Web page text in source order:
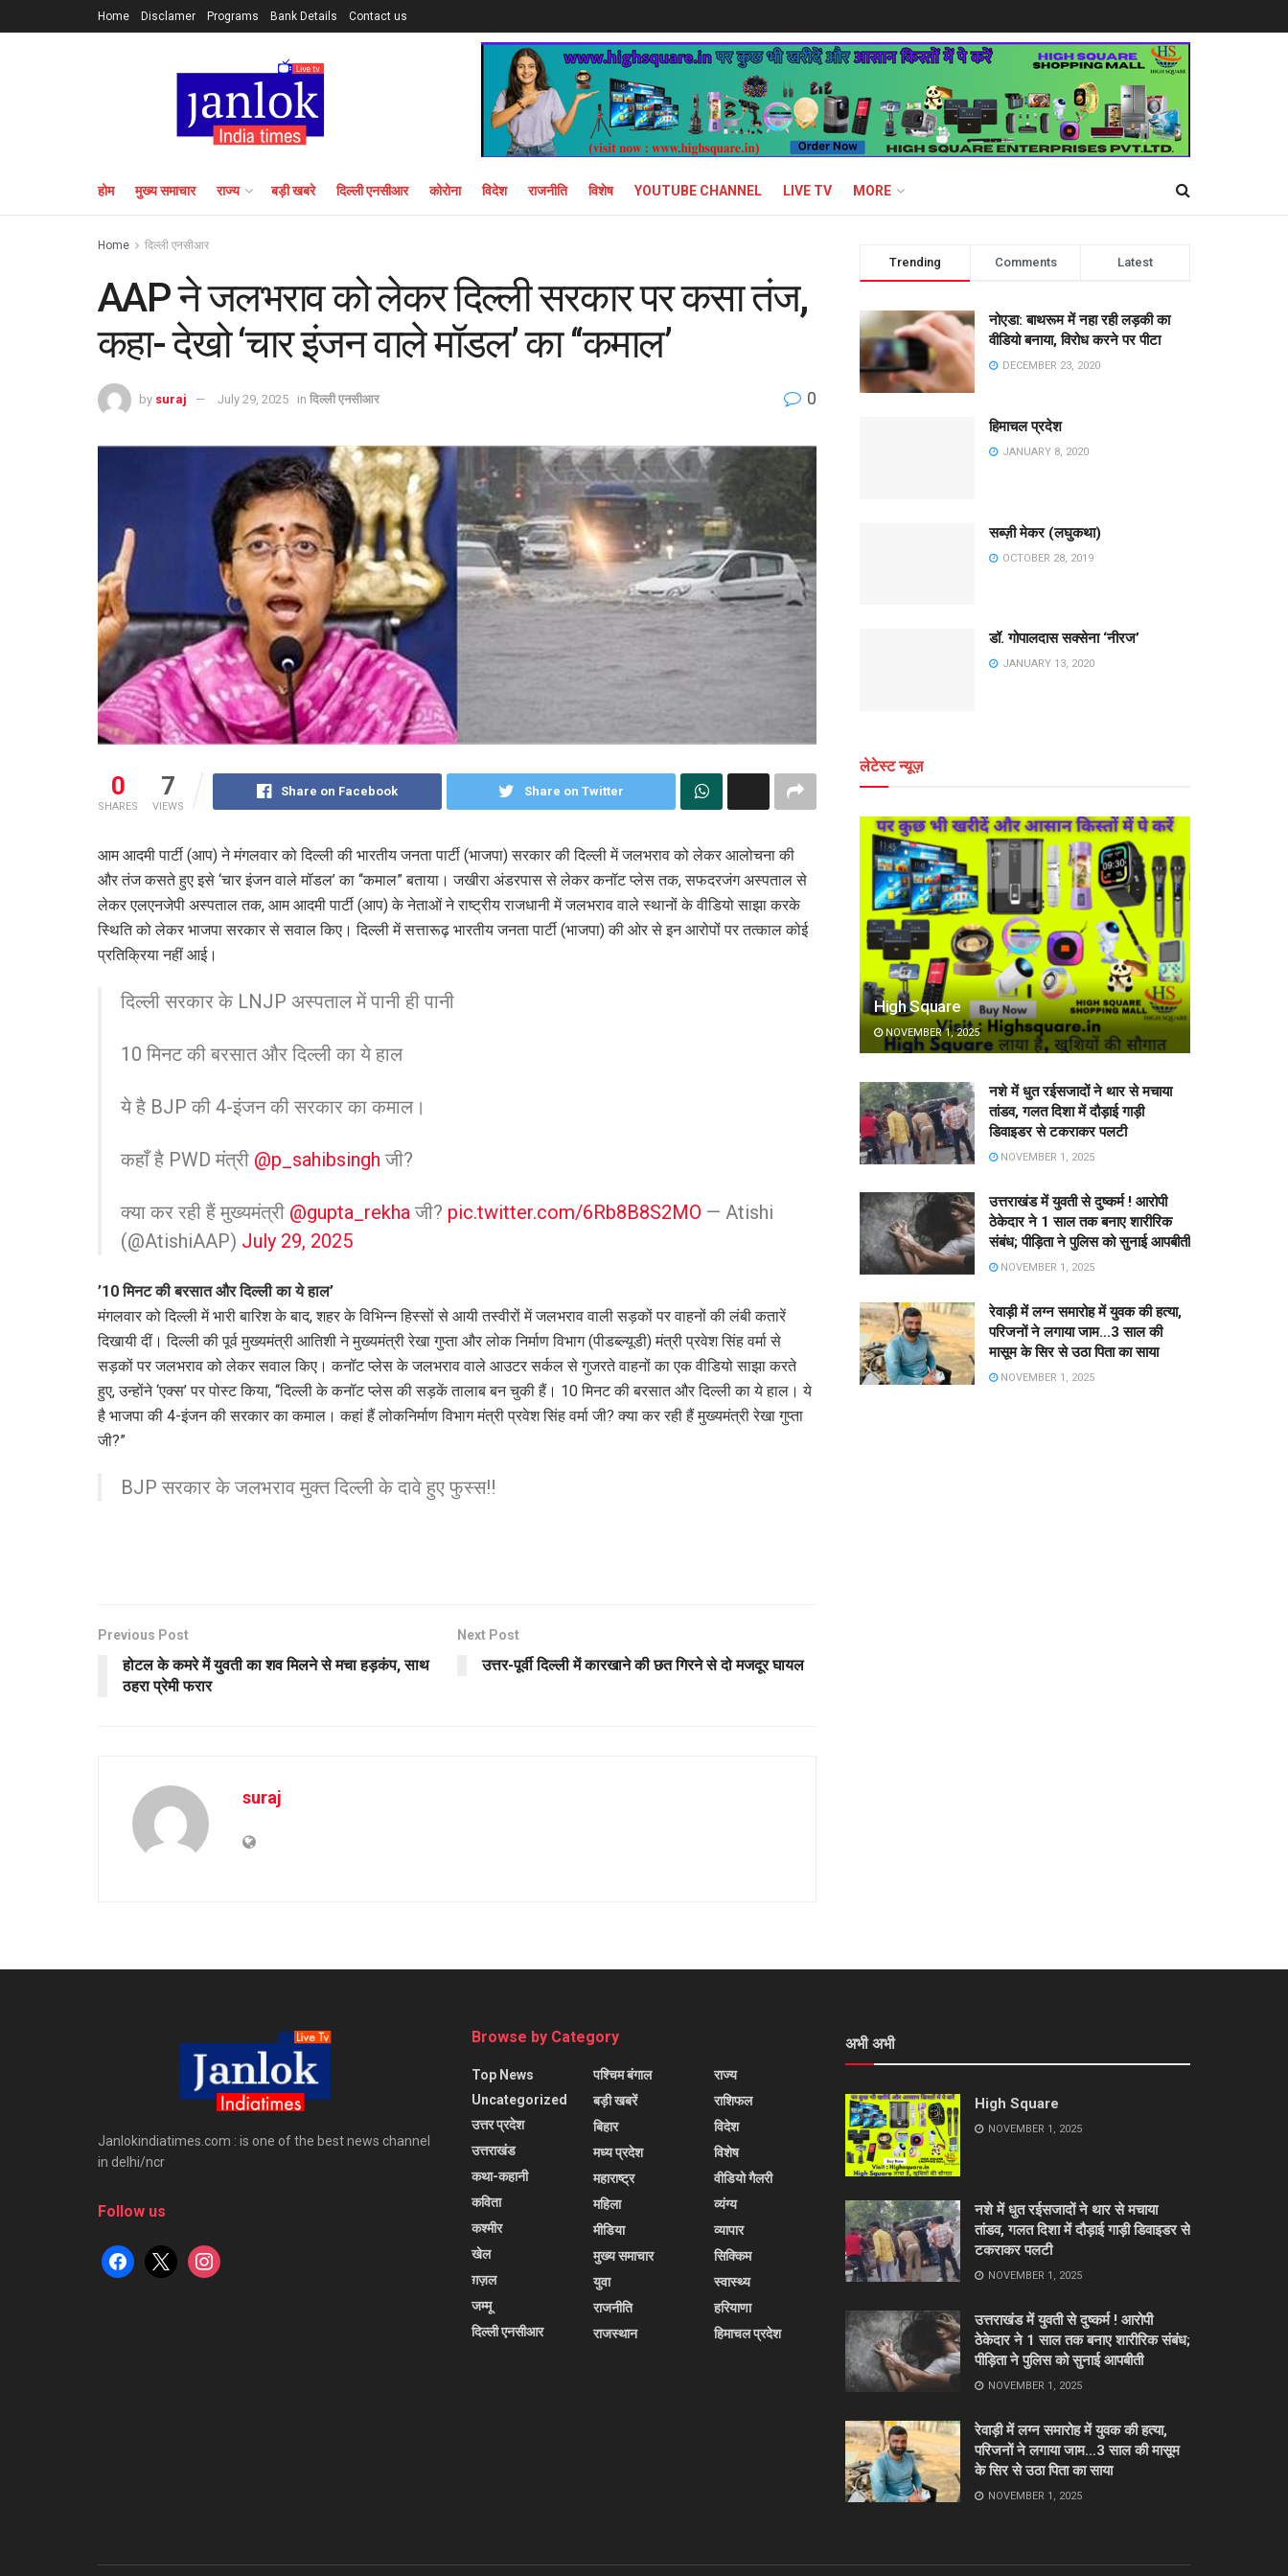
Home Disclamer Programs Bank Details Contact us
होम मुख्य समाचार राज्य बड़ी खबरे दिल्ली एनसीआर कोरोना विदेश राजनीति विशेष YOUTUBE CHANNEL LIVE TV MORE
Home दिल्ली एनसीआर
AAP ने जलभराव को लेकर दिल्ली सरकार पर कसा तंज,
कहा- देखो ‘चार इंजन वाले मॉडल’ का ‘‘कमाल’
by suraj July 29, 2025 in दिल्ली एनसीआर 0
0
SHARES
7
VIEWS
Share on Facebook Share on Twitter
आम आदमी पार्टी (आप) ने मंगलवार को दिल्ली की भारतीय जनता पार्टी (भाजपा) सरकार की दिल्ली में जलभराव को लेकर आलोचना की
और तंज कसते हुए इसे ‘चार इंजन वाले मॉडल’ का ‘‘कमाल” बताया। जखीरा अंडरपास से लेकर कनॉट प्लेस तक, सफदरजंग अस्पताल से
लेकर एलएनजेपी अस्पताल तक, आम आदमी पार्टी (आप) के नेताओं ने राष्ट्रीय राजधानी में जलभराव वाले स्थानों के वीडियो साझा करके
स्थिति को लेकर भाजपा सरकार से सवाल किए। दिल्ली में सत्तारूढ़ भारतीय जनता पार्टी (भाजपा) की ओर से इन आरोपों पर तत्काल कोई
प्रतिक्रिया नहीं आई।
दिल्ली सरकार के LNJP अस्पताल में पानी ही पानी
10 मिनट की बरसात और दिल्ली का ये हाल
ये है BJP की 4-इंजन की सरकार का कमाल।
कहाँ है PWD मंत्री @p_sahibsingh जी?
क्या कर रही हैं मुख्यमंत्री @gupta_rekha जी? pic.twitter.com/6Rb8B8S2MO — Atishi
(@AtishiAAP) July 29, 2025
’10 मिनट की बरसात और दिल्ली का ये हाल’
मंगलवार को दिल्ली में भारी बारिश के बाद, शहर के विभिन्न हिस्सों से आयी तस्वीरों में जलभराव वाली सड़कों पर वाहनों की लंबी कतारें
दिखायी दीं। दिल्ली की पूर्व मुख्यमंत्री आतिशी ने मुख्यमंत्री रेखा गुप्ता और लोक निर्माण विभाग (पीडब्ल्यूडी) मंत्री प्रवेश सिंह वर्मा से
सड़कों पर जलभराव को लेकर सवाल किए। कनॉट प्लेस के जलभराव वाले आउटर सर्कल से गुजरते वाहनों का एक वीडियो साझा करते
हुए, उन्होंने ‘एक्स’ पर पोस्ट किया, ‘‘दिल्ली के कनॉट प्लेस की सड़कें तालाब बन चुकी हैं। 10 मिनट की बरसात और दिल्ली का ये हाल। ये
है भाजपा की 4-इंजन की सरकार का कमाल। कहां हैं लोकनिर्माण विभाग मंत्री प्रवेश सिंह वर्मा जी? क्या कर रही हैं मुख्यमंत्री रेखा गुप्ता
जी?”
BJP सरकार के जलभराव मुक्त दिल्ली के दावे हुए फुस्स‼️
Previous Post
होटल के कमरे में युवती का शव मिलने से मचा हड़कंप, साथ
ठहरा प्रेमी फरार
Next Post
उत्तर-पूर्वी दिल्ली में कारखाने की छत गिरने से दो मजदूर घायल
suraj
Trending Comments Latest
नोएडा: बाथरूम में नहा रही लड़की का
वीडियो बनाया, विरोध करने पर पीटा
DECEMBER 23, 2020
हिमाचल प्रदेश
JANUARY 8, 2020
सब्ज़ी मेकर (लघुकथा)
OCTOBER 28, 2019
डॉ. गोपालदास सक्सेना ‘नीरज’
JANUARY 13, 2020
लेटेस्ट न्यूज़
High Square
NOVEMBER 1, 2025
नशे में धुत रईसजादों ने थार से मचाया
तांडव, गलत दिशा में दौड़ाई गाड़ी
डिवाइडर से टकराकर पलटी
NOVEMBER 1, 2025
उत्तराखंड में युवती से दुष्कर्म ! आरोपी
ठेकेदार ने 1 साल तक बनाए शारीरिक
संबंध; पीड़िता ने पुलिस को सुनाई आपबीती
NOVEMBER 1, 2025
रेवाड़ी में लग्न समारोह में युवक की हत्या,
परिजनों ने लगाया जाम…3 साल की
मासूम के सिर से उठा पिता का साया
NOVEMBER 1, 2025
Janlokindiatimes.com : is one of the best news channel
in delhi/ncr
Follow us
facebook
x instagram
Browse by Category
Top News
Uncategorized
उत्तर प्रदेश
उत्तराखंड
कथा-कहानी
कविता
कश्मीर
खेल
ग़ज़ल
जम्मू
दिल्ली एनसीआर
पश्चिम बंगाल
बड़ी खबरें
बिहार
मध्य प्रदेश
महाराष्ट्र
महिला
मीडिया
मुख्य समाचार
युवा
राजनीति
राजस्थान
राज्य
राशिफल
विदेश
विशेष
वीडियो गैलरी
व्यंग्य
व्यापार
सिक्किम
स्वास्थ्य
हरियाणा
हिमाचल प्रदेश
अभी अभी
High Square
NOVEMBER 1, 2025
नशे में धुत रईसजादों ने थार से मचाया
तांडव, गलत दिशा में दौड़ाई गाड़ी डिवाइडर से
टकराकर पलटी
NOVEMBER 1, 2025
उत्तराखंड में युवती से दुष्कर्म ! आरोपी
ठेकेदार ने 1 साल तक बनाए शारीरिक संबंध;
पीड़िता ने पुलिस को सुनाई आपबीती
NOVEMBER 1, 2025
रेवाड़ी में लग्न समारोह में युवक की हत्या,
परिजनों ने लगाया जाम…3 साल की मासूम
के सिर से उठा पिता का साया
NOVEMBER 1, 2025